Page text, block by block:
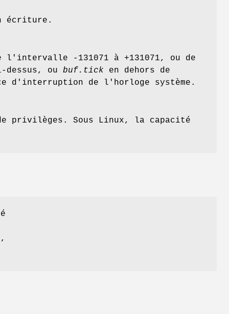
écriture.
l'intervalle -131071 à +131071, ou de
ou buf.tick en dehors de
d'interruption de l'horloge système.
privilèges. Sous Linux, la capacité